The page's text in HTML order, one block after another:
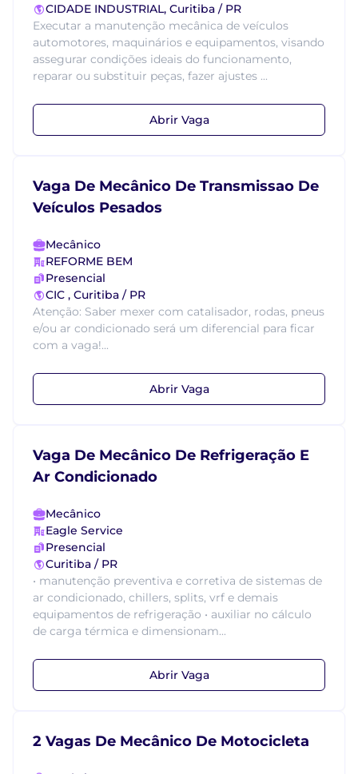
CIDADE INDUSTRIAL, Curitiba / PR
Executar a manutenção mecânica de veículos
automotores, maquinários e equipamentos, visando
assegurar condições ideais do funcionamento,
reparar ou substituir peças, fazer ajustes ...
Abrir Vaga
Vaga De Mecânico De Transmissao De
Veículos Pesados
Mecânico
REFORME BEM
Presencial
CIC , Curitiba / PR
Atenção: Saber mexer com catalisador, rodas, pneus
e/ou ar condicionado será um diferencial para ficar
com a vaga!...
Abrir Vaga
Vaga De Mecânico De Refrigeração E
Ar Condicionado
Mecânico
Eagle Service
Presencial
Curitiba / PR
• manutenção preventiva e corretiva de sistemas de
ar condicionado, chillers, splits, vrf e demais
equipamentos de refrigeração • auxiliar no cálculo
de carga térmica e dimensionam...
Abrir Vaga
2 Vagas De Mecânico De Motocicleta